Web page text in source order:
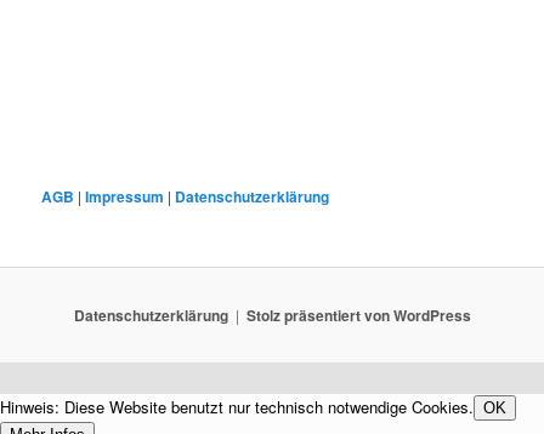
AGB |Impressum | Datenschutzerklärung
Datenschutzerklärung Stolz präsentiert von WordPress
Hinweis: Diese Website benutzt nur technisch notwendige Cookies. OK